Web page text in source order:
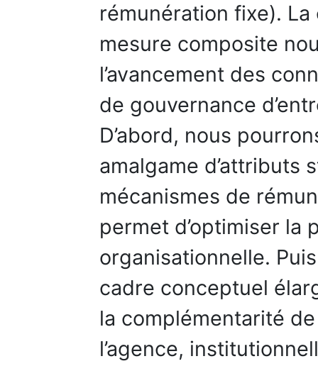
rémunération fixe).
mesure composite
l’avancement des
de gouvernance
D’abord, nous
amalgame d’attributs
mécanismes de
permet d’optimiser la
organisationnelle.
cadre conceptuel
la complémentarité
l’agence,